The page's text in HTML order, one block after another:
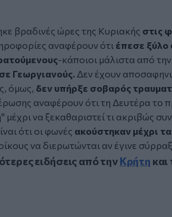
βραδινές ώρες της Κυριακής στις
αναφέρουν ότι έπεσε ξύλο
-κάποιοι μάλιστα από
Γεωργιανούς. Δεν έχουν
όμως, δεν υπήρξε σοβαρός
αναφέρουν ότι τη Δευτέρα το
μέχρι να ξεκαθαριστεί τι ακριβώς
ότι οι φωνές ακούστηκαν μέχρι
να διερωτώνται αν έγινε
ειδήσεις από τηνΚρήτη και